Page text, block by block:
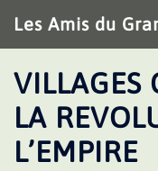
au
contenu
Les Amis du
VILLAGES
LA
L’EMPIRE